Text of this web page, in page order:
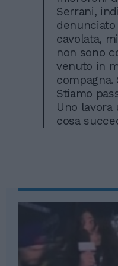
Serrani,
denunciato
cavolata,
non sono
venuto in
Stiamo
Uno lavora
cosa